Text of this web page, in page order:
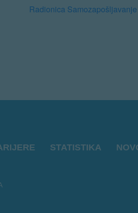
Radionica Samozapošljavanje
STATISTIKA